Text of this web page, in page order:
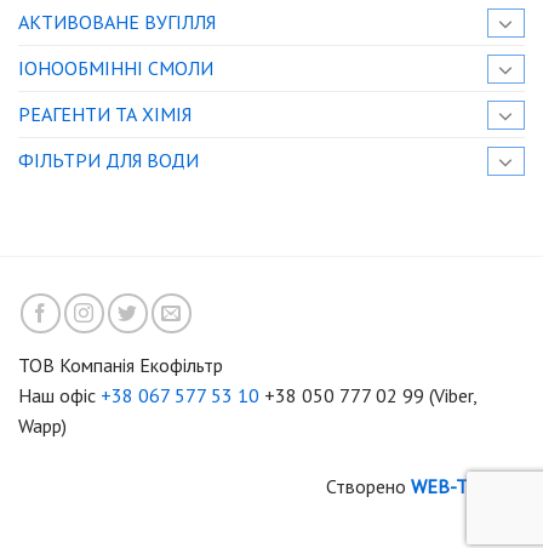
АКТИВОВАНЕ ВУГІЛЛЯ
IОНООБМІННІ СМОЛИ
РЕАГЕНТИ ТА ХІМІЯ
ФІЛЬТРИ ДЛЯ ВОДИ
ТОВ Компанія Екофільтр
Наш офіс +38 067 577 53 10 +38 050 777 02 99 (Viber,
Wapp)
Створено WEB-TIME